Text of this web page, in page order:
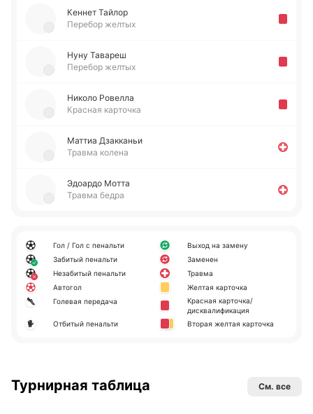
Кеннет Тайлор
Перебор желтых
Нуну Та­ва­реш
Перебор желтых
Николо Ро­ве­лла
Красная карточка
Маттиа Дза­кка­ньи
Травма колена
Эдоа­рдо Мотта
Травма бедра
Гол / Гол с пенальти
Забитый пенальти
Незабитый пенальти
Автогол
Голевая передача
Отбитый пенальти
Выход на замену
Заменен
Травма
Желтая карточка
Красная карточка/
дисквалификация
Вторая желтая карточка
Турнирная таблица См. все